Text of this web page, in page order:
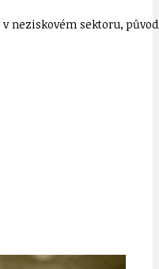
v neziskovém sektoru,